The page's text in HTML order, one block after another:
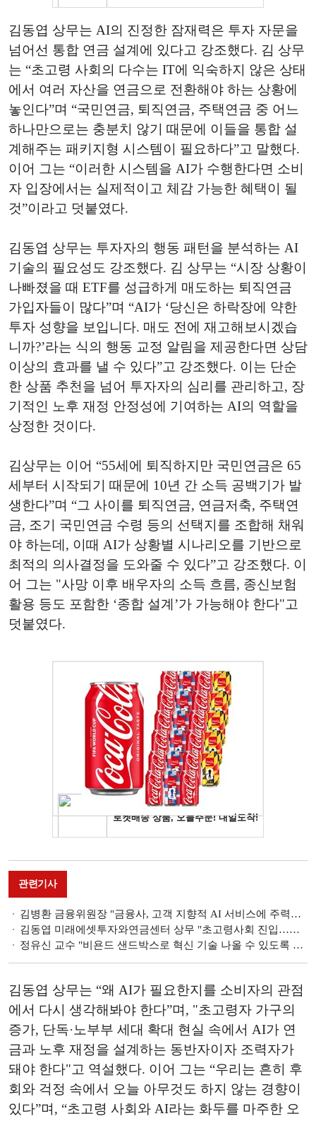
김동엽 상무는 AI의 진정한 잠재력은 투자 자문을
넘어선 통합 연금 설계에 있다고 강조했다. 김 상무
는 “초고령 사회의 다수는 IT에 익숙하지 않은 상태
에서 여러 자산을 연금으로 전환해야 하는 상황에
놓인다”며 “국민연금, 퇴직연금, 주택연금 중 어느
하나만으로는 충분치 않기 때문에 이들을 통합 설
계해주는 패키지형 시스템이 필요하다”고 말했다.
이어 그는 “이러한 시스템을 AI가 수행한다면 소비
자 입장에서는 실제적이고 체감 가능한 혜택이 될
것”이라고 덧붙였다.
김동엽 상무는 투자자의 행동 패턴을 분석하는 AI
기술의 필요성도 강조했다. 김 상무는 “시장 상황이
나빠졌을 때 ETF를 성급하게 매도하는 퇴직연금
가입자들이 많다”며 “AI가 ‘당신은 하락장에 약한
투자 성향을 보입니다. 매도 전에 재고해보시겠습
니까?’라는 식의 행동 교정 알림을 제공한다면 상담
이상의 효과를 낼 수 있다”고 강조했다. 이는 단순
한 상품 추천을 넘어 투자자의 심리를 관리하고, 장
기적인 노후 재정 안정성에 기여하는 AI의 역할을
상정한 것이다.
김상무는 이어 “55세에 퇴직하지만 국민연금은 65
세부터 시작되기 때문에 10년 간 소득 공백기가 발
생한다”며 “그 사이를 퇴직연금, 연금저축, 주택연
금, 조기 국민연금 수령 등의 선택지를 조합해 채워
야 하는데, 이때 AI가 상황별 시나리오를 기반으로
최적의 의사결정을 도와줄 수 있다”고 강조했다. 이
어 그는 "사망 이후 배우자의 소득 흐름, 종신보험
활용 등도 포함한 ‘종합 설계’가 가능해야 한다"고
덧붙였다.
관련기사
김병환 금융위원장 "금융사, 고객 지향적 AI 서비스에 주력해야" [2025 한국금융미래포럼]
김동엽 미래에셋투자와연금센터 상무 "초고령사회 진입…고령가구 연금 인출 니즈 주목해야" [2025 한국금융미래포럼]
정유신 교수 "비욘드 샌드박스로 혁신 기술 나올 수 있도록 장려해야" [2025 한국금융미래포럼]
김동엽 상무는 “왜 AI가 필요한지를 소비자의 관점
에서 다시 생각해봐야 한다”며, "초고령자 가구의
증가, 단독·노부부 세대 확대 현실 속에서 AI가 연
금과 노후 재정을 설계하는 동반자이자 조력자가
돼야 한다"고 역설했다. 이어 그는 “우리는 흔히 후
회와 걱정 속에서 오늘 아무것도 하지 않는 경향이
있다”며, “초고령 사회와 AI라는 화두를 마주한 오